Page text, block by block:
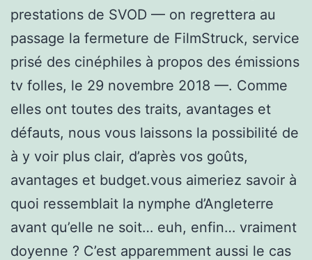
prestations de SVOD — on regrettera au
passage la fermeture de FilmStruck, service
prisé des cinéphiles à propos des émissions
tv folles, le 29 novembre 2018 —. Comme
elles ont toutes des traits, avantages et
défauts, nous vous laissons la possibilité de
à y voir plus clair, d’après vos goûts,
avantages et budget.vous aimeriez savoir à
quoi ressemblait la nymphe d’Angleterre
avant qu’elle ne soit… euh, enfin… vraiment
doyenne ? C’est apparemment aussi le cas